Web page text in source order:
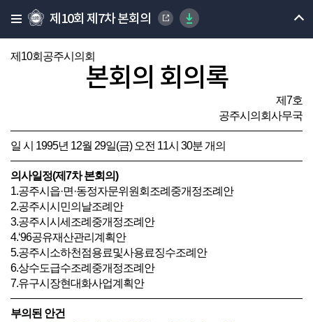
제10회 제7차 본회의
제10회공주시의회
본회의 회의록
제7호
공주시의회사무국
일 시 1995년 12월 29일(금) 오전 11시 30분 개의
의사일정(제7차 본회의)
1.공주시읍·면·동정자문위원회조례중개정조례안
2.공주시시민의날조례안
3.공주시시세조례중개정조례안
4.‘96공유재산관리계획안
5.공주시소하천점용료및사용료징수조례안
6.상수도급수조례중개정조례안
7.유구시장현대화사업계획안
부의된 안건